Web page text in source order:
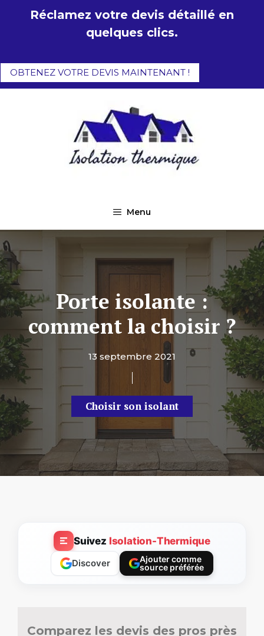
Réclamez votre devis détaillé en
quelques clics.
OBTENEZ VOTRE DEVIS MAINTENANT !
Menu
Porte isolante :
comment la choisir ?
13 septembre 2021
Choisir son isolant
Suivez Isolation-Thermique
Discover
Ajouter comme
source préférée
Comparez les devis des pros près